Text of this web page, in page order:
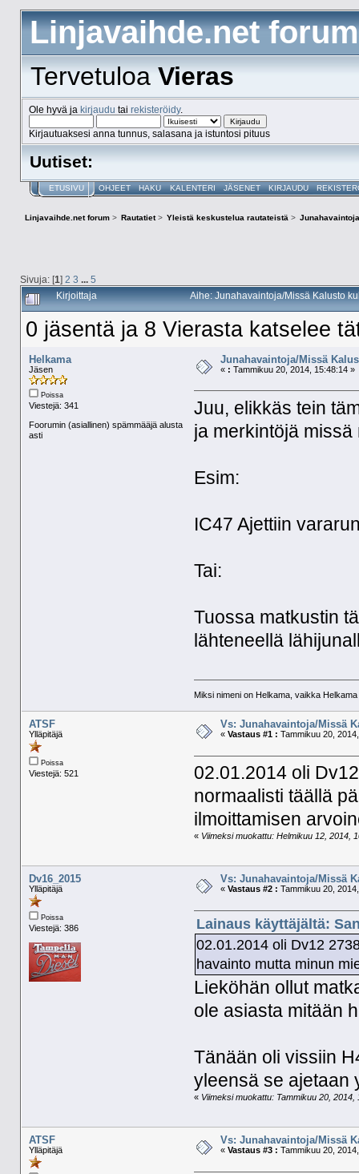
Linjavaihde.net forum
TervetuloaVieras
Ole hyvä ja kirjaudu tai rekisteröidy.
Kirjautuaksesi anna tunnus, salasana ja istuntosi pituus
Uutiset:
ETUSIVU OHJEET HAKU KALENTERI JÄSENET KIRJAUDU
Linjavaihde.net forum> Rautatiet> Yleistä keskustelua rautateistä >
Sivuja: [1] 2 3 ... 5
Kirjoittaja Aihe: Junahavaintoja/Missä Kalusto
0 jäsentä ja 8 Vierasta katselee
Helkama
Jäsen
Poissa
Viestejä: 341
Foorumin (asiallinen) spämmääjä alusta
asti
Junahavaintoja/Missä
« : Tammikuu 20, 2014, 15:48:14 »
Juu, elikkäs tein
ja merkintöjä
Esim:
IC47 Ajettiin
Tai:
Tuossa matkustin
lähteneellä
Miksi nimeni on Helkama, vaikka
ATSF
Ylläpitäjä
Poissa
Viestejä: 521
Vs: Junahavaintoja/Missä
« Vastaus #1 : Tammikuu 20,
02.01.2014 oli
normaalisti täällä
ilmoittamisen
« Viimeksi muokattu: Helmikuu 12, 2014,
Dv16_2015
Ylläpitäjä
Poissa
Viestejä: 386
Vs: Junahavaintoja/Missä
« Vastaus #2 : Tammikuu 20,
Lainaus käyttäjältä:
02.01.2014 oli Dv12
havainto mutta minun
Lieköhän ollut
ole asiasta mitään
Tänään oli vissiin
yleensä se ajetaan
« Viimeksi muokattu: Tammikuu 20,
ATSF
Ylläpitäjä
Vs: Junahavaintoja/Missä
« Vastaus #3 : Tammikuu 20,